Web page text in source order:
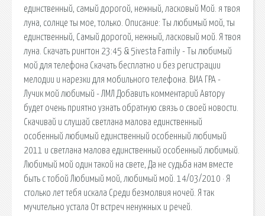
единственный, самый дорогой, нежный, ласковый Мой. я твоя
луна, солнце ты мое, только. Описание: Ты любимый мой, ты
единственный, Самый дорогой, нежный, ласковый мой. Я твоя
луна. Скачать рингтон 23:45 & 5ivesta Family - Ты любимый
мой для телефона Скачать бесплатно и без регистрации
мелодии и нарезки для мобильного телефона. ВИА ГРА -
Лучик мой любимый - ЛМЛ Добавить комментарий Автору
будет очень приятно узнать обратную связь о своей новости.
Скачивай и слушай светлана малова единственный
особенный любимый единственный особенный любимый
2011 и светлана малова единственный особенный любимый.
Любимый мой один такой на свете, Да не судьба нам вместе
быть с тобой Любимый мой, любимый мой. 14/03/2010 · Я
столько лет тебя искала Среди безмолвия ночей. Я так
мучительно устала От встреч ненужных и речей.